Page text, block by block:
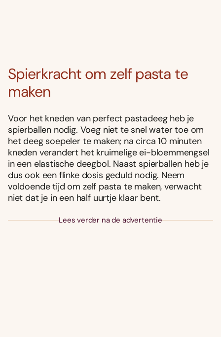
Spierkracht om zelf pasta te
maken
Voor het kneden van perfect pastadeeg heb je
spierballen nodig. Voeg niet te snel water toe om
het deeg soepeler te maken; na circa 10 minuten
kneden verandert het kruimelige ei-bloemmengsel
in een elastische deegbol. Naast spierballen heb je
dus ook een flinke dosis geduld nodig. Neem
voldoende tijd om zelf pasta te maken, verwacht
niet dat je in een half uurtje klaar bent.
Lees verder na de advertentie